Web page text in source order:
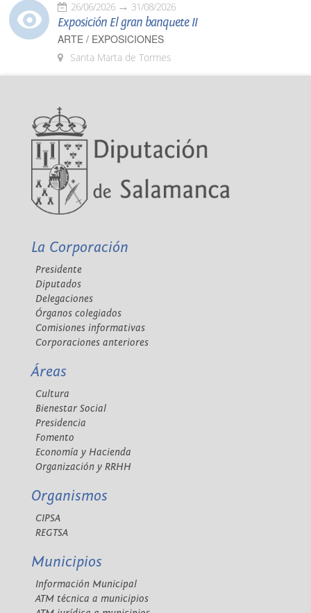
26/06/2026 31/08/2026
Exposición El gran banquete II
ARTE / EXPOSICIONES
Santa Marta de Tormes
La Corporación
Presidente
Diputados
Delegaciones
Órganos colegiados
Comisiones informativas
Corporaciones anteriores
Áreas
Cultura
Bienestar Social
Presidencia
Fomento
Economía y Hacienda
Organización y RRHH
Organismos
CIPSA
REGTSA
Municipios
Información Municipal
ATM técnica a municipios